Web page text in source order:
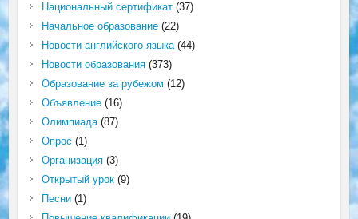
Национальный сертификат(37)
Начальное образование(22)
Новости английского языка(44)
Новости образования(373)
Образование за рубежом (12)
Объявление(16)
Олимпиада(87)
Опрос (1)
Организация(3)
Открытый урок(9)
Песни(1)